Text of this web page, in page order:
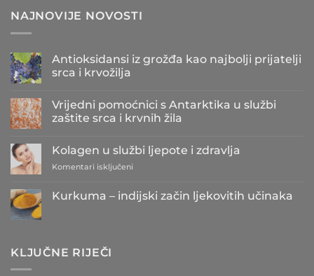
NAJNOVIJE NOVOSTI
Antioksidansi iz grožđa kao najbolji prijatelji
srca i krvožilja
na
Antioksidansi
iz
najbolji
prijatelji
srca
Vrijedni pomoćnici s Antarktika u službi
zaštite srca i krvnih žila
na
Vrijedni
pomoćnici
u
žila
Kolagen u službi ljepote i zdravlja
Komentari isključeni
u
službi
Kurkuma – indijski začin ljekovitih učinaka
–
indijski
KLJUČNE RIJEČI